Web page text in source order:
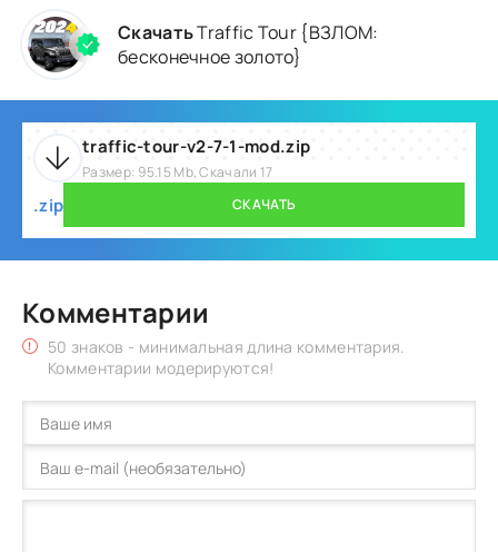
СкачатьTraffic Tour {ВЗЛОМ:
бесконечное золото}
traffic-tour-v2-7-1-mod.zip
Размер: 95.15 Mb, Скачали 17
.zip СКАЧАТЬ
Комментарии
50 знаков - минимальная длина комментария.
Комментарии модерируются!